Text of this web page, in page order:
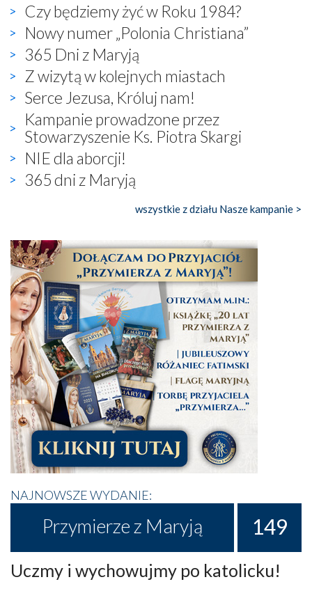
Czy będziemy żyć w Roku 1984?
Nowy numer „Polonia Christiana”
365 Dni z Maryją
Z wizytą w kolejnych miastach
Serce Jezusa, Króluj nam!
Kampanie prowadzone przez
Stowarzyszenie Ks. Piotra Skargi
NIE dla aborcji!
365 dni z Maryją
wszystkie z działu Nasze kampanie >
NAJNOWSZE WYDANIE:
Przymierze z Maryją 149
Uczmy i wychowujmy po katolicku!